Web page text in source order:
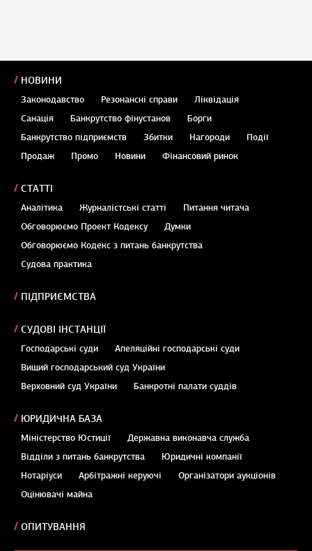
НОВИНИ
Законодавство Резонансні справи
Ліквідація
Санація
Банкрутство фінустанов
Борги
Банкрутство підприємств
Збитки Нагороди
Події
Продаж
Промо Новини Фінансовий ринок
СТАТТІ
Аналітика Журналістські статті
Питання читача
Обговорюємо Проект Кодексу
Думки
Обговорюємо Кодекс з питань банкрутства
Судова практика
ПІДПРИЄМСТВА
СУДОВІ ІНСТАНЦІЇ
Господарські суди
Апеляційні господарські суди
Вищий господарський суд України
Верховний суд України
Банкротні палати суддів
ЮРИДИЧНА БАЗА
Міністерство Юстиції
Державна виконавча служба
Відділи з питань банкрутства
Юридичні компанії
Нотаріуси
Арбітражні керуючі
Організатори аукціонів
Оцінювачі майна
ОПИТУВАННЯ